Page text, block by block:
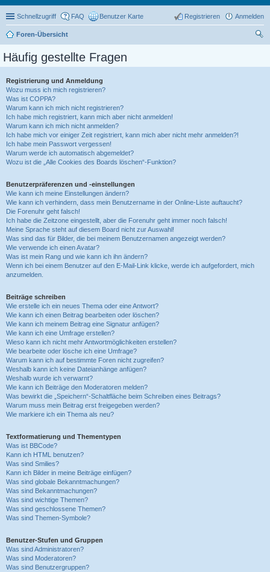
Schnellzugriff FAQ Benutzer Karte Anmelden
Registrieren
Foren-Übersicht
Häufig gestellte Fragen
Registrierung und Anmeldung
Wozu muss ich mich registrieren?
Was ist COPPA?
Warum kann ich mich nicht registrieren?
Ich habe mich registriert, kann mich aber nicht anmelden!
Warum kann ich mich nicht anmelden?
Ich habe mich vor einiger Zeit registriert, kann mich aber nicht mehr anmelden?!
Ich habe mein Passwort vergessen!
Warum werde ich automatisch abgemeldet?
Wozu ist die „Alle Cookies des Boards löschen“-Funktion?
Benutzerpräferenzen und -einstellungen
Wie kann ich meine Einstellungen ändern?
Wie kann ich verhindern, dass mein Benutzername in der Online-Liste auftaucht?
Die Forenuhr geht falsch!
Ich habe die Zeitzone eingestellt, aber die Forenuhr geht immer noch falsch!
Meine Sprache steht auf diesem Board nicht zur Auswahl!
Was sind das für Bilder, die bei meinem Benutzernamen angezeigt werden?
Wie verwende ich einen Avatar?
Was ist mein Rang und wie kann ich ihn ändern?
Wenn ich bei einem Benutzer auf den E-Mail-Link klicke, werde ich aufgefordert, mich
anzumelden.
Beiträge schreiben
Wie erstelle ich ein neues Thema oder eine Antwort?
Wie kann ich einen Beitrag bearbeiten oder löschen?
Wie kann ich meinem Beitrag eine Signatur anfügen?
Wie kann ich eine Umfrage erstellen?
Wieso kann ich nicht mehr Antwortmöglichkeiten erstellen?
Wie bearbeite oder lösche ich eine Umfrage?
Warum kann ich auf bestimmte Foren nicht zugreifen?
Weshalb kann ich keine Dateianhänge anfügen?
Weshalb wurde ich verwarnt?
Wie kann ich Beiträge den Moderatoren melden?
Was bewirkt die „Speichern“-Schaltfläche beim Schreiben eines Beitrags?
Warum muss mein Beitrag erst freigegeben werden?
Wie markiere ich ein Thema als neu?
Textformatierung und Thementypen
Was ist BBCode?
Kann ich HTML benutzen?
Was sind Smilies?
Kann ich Bilder in meine Beiträge einfügen?
Was sind globale Bekanntmachungen?
Was sind Bekanntmachungen?
Was sind wichtige Themen?
Was sind geschlossene Themen?
Was sind Themen-Symbole?
Benutzer-Stufen und Gruppen
Was sind Administratoren?
Was sind Moderatoren?
Was sind Benutzergruppen?